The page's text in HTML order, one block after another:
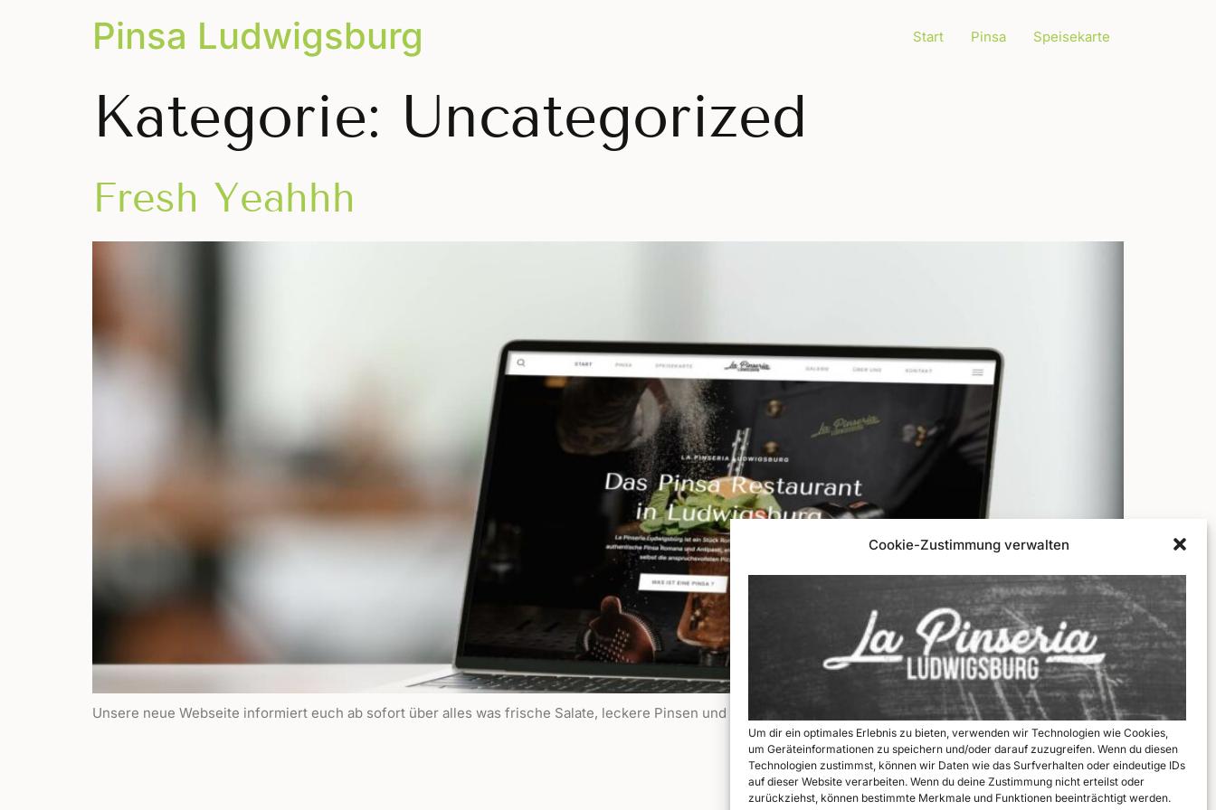
Cookie-Zustimmung verwalten
Um dir ein optimales Erlebnis zu bieten, verwenden wir Technologien wie Cookies,
um Geräteinformationen zu speichern und/oder darauf zuzugreifen. Wenn du diesen
Technologien zustimmst, können wir Daten wie das Surfverhalten oder eindeutige IDs
auf dieser Website verarbeiten. Wenn du deine Zustimmung nicht erteilst oder
zurückziehst, können bestimmte Merkmale und Funktionen beeinträchtigt werden.
Pinsa Ludwigsburg Start Pinsa Speisekarte
Kategorie: Uncategorized
Fresh Yeahhh
Unsere neue Webseite informiert euch ab sofort über alles was frische Salate, leckere Pinsen und tolle Cocktails in Ludwigsburg betrifft.
All rights reserved